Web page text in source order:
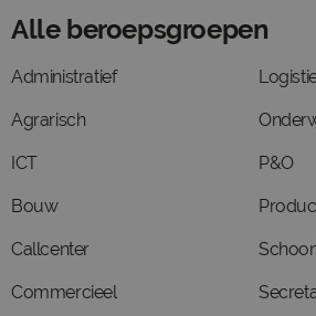
Alle beroepsgroepen
Administratief
Agrarisch
ICT
Bouw
Callcenter
Commercieel
P&O